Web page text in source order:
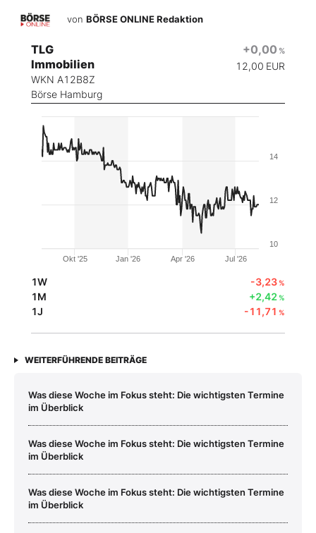
von BÖRSE ONLINE Redaktion
TLG
Immobilien
WKN A12B8Z
Börse Hamburg
+0,00 %
12,00 EUR
Okt '25 Jan '26 Apr '26 Jul '26
10
12
14
1W -3,23%
1M +2,42%
1J -11,71 %
WEITERFÜHRENDE BEITRÄGE
Was diese Woche im Fokus steht: Die wichtigsten Termine
im Überblick
Was diese Woche im Fokus steht: Die wichtigsten Termine
im Überblick
Was diese Woche im Fokus steht: Die wichtigsten Termine
im Überblick